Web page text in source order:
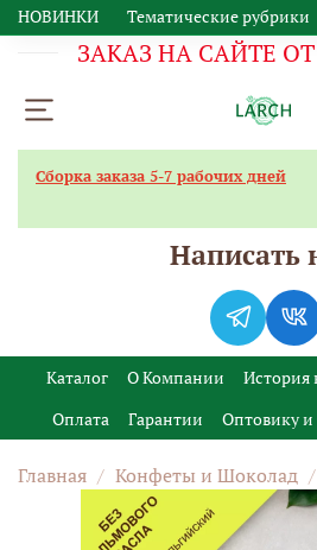
НОВИНКИ Тематические рубрики
ЗАКАЗ НА САЙТЕ ОТ
Каталог О Компании История
Оплата
Гарантии Оптовику
Главная Конфеты и Шоколад
Сборка заказа 5-7 рабочих дней
Написать